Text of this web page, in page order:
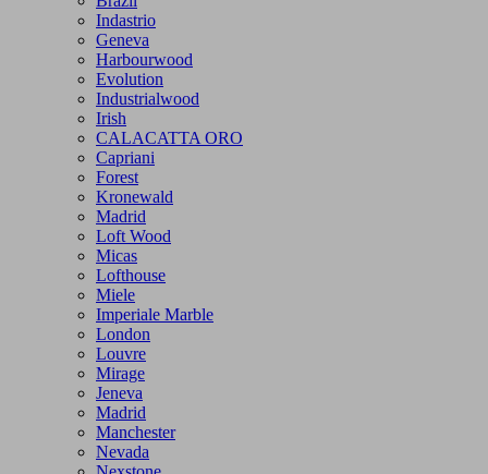
Indastrio
Geneva
Harbourwood
Evolution
Industrialwood
Irish
CALACATTA ORO
Capriani
Forest
Kronewald
Madrid
Loft Wood
Micas
Lofthouse
Miele
Imperiale Marble
London
Louvre
Mirage
Jeneva
Madrid
Manchester
Nevada